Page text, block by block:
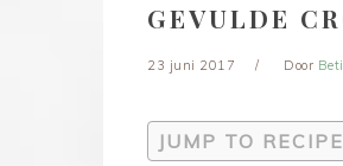
GEVULDE
23 juni 2017 Door
JUMP TO RECIPE